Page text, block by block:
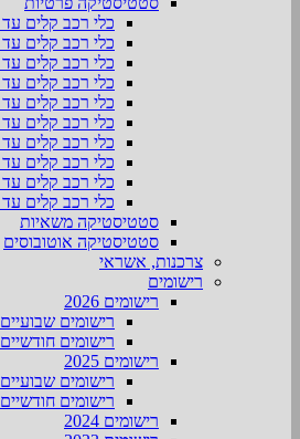
כלי רכב קלים עד 3.5 טון 2026
כלי רכב קלים עד 3.5 טון 2025
כלי רכב קלים עד 3.5 טון 2024
כלי רכב קלים עד 3.5 טון 2023
כלי רכב קלים עד 3.5 טון 2022
כלי רכב קלים עד 3.5 טון 2021
כלי רכב קלים עד 3.5 טון 2020
כלי רכב קלים עד 3.5 טון 2019
כלי רכב קלים עד 3.5 טון 2018
כלי רכב קלים עד 3.5 טון 2017
סטטיסטיקה משאיות
סטטיסטיקה אוטובוסים
צרכנות, אשראי
רישומים
רישומים 2026
רישומים שבועיים 2026
רישומים חודשיים 2026
רישומים 2025
רישומים שבועיים 2025
רישומים חודשיים 2025
רישומים 2024